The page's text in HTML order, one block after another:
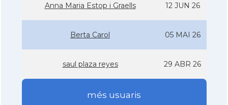
Anna Maria Estop i Graells 12 JUN 26
Berta Carol 05 MAI 26
saul plaza reyes 29 ABR 26
més usuaris